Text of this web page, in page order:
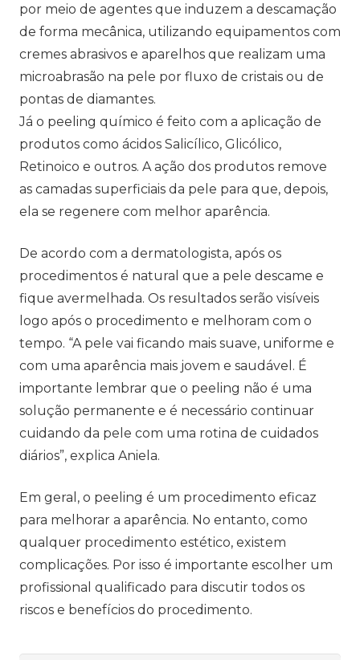
por meio de agentes que induzem a descamação
de forma mecânica, utilizando equipamentos com
cremes abrasivos e aparelhos que realizam uma
microabrasão na pele por fluxo de cristais ou de
pontas de diamantes.
Já o peeling químico é feito com a aplicação de
produtos como ácidos Salicílico, Glicólico,
Retinoico e outros. A ação dos produtos remove
as camadas superficiais da pele para que, depois,
ela se regenere com melhor aparência.
De acordo com a dermatologista, após os
procedimentos é natural que a pele descame e
fique avermelhada. Os resultados serão visíveis
logo após o procedimento e melhoram com o
tempo. “A pele vai ficando mais suave, uniforme e
com uma aparência mais jovem e saudável. É
importante lembrar que o peeling não é uma
solução permanente e é necessário continuar
cuidando da pele com uma rotina de cuidados
diários”, explica Aniela.
Em geral, o peeling é um procedimento eficaz
para melhorar a aparência. No entanto, como
qualquer procedimento estético, existem
complicações. Por isso é importante escolher um
profissional qualificado para discutir todos os
riscos e benefícios do procedimento.